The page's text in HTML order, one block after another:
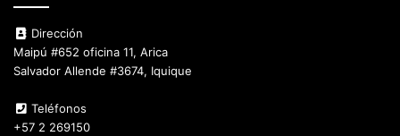
Dirección
Maipú #652 oficina 11, Arica
Salvador Allende #3674, Iquique
Teléfonos
+57 2 269150